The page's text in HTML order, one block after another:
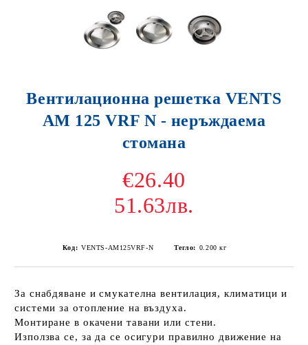
Вентилационна решетка VENTS
АM 125 VRF N - неръждаема
стомана
€26.40
51.63лв.
Код: VENTS-АM125VRF-N Тегло: 0.200 кг
За снабдяване и смукателна вентилация, климатици и
системи за отопление на въздуха.
Монтиране в окачени тавани или стени.
Използва се, за да се осигури правилно движение на